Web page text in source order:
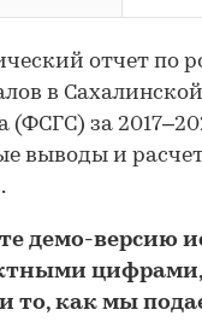
отчет по
в
(ФСГС) за
выводы и
демо-версию
то, как мы